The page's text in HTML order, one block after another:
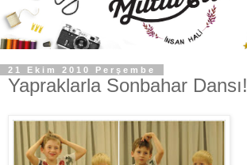
21 Ekim 2010 Perşembe
Yapraklarla Sonbahar Dansı!